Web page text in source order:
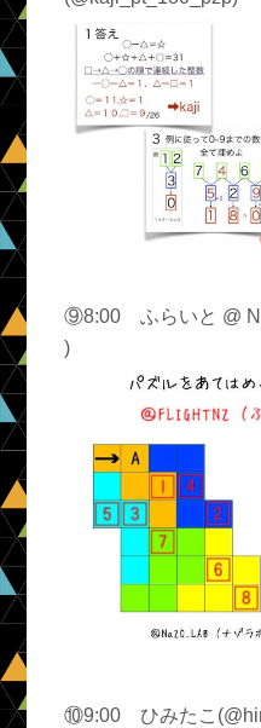
⑨8:00 ふらいと @
)
⑩9:00 ひみたこ